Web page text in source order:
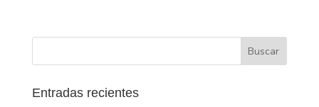
Entradas recientes